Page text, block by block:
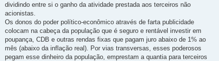
dividindo entre si o ganho da atividade prestada aos terceiros não
acionistas.
Os donos do poder político-econômico através de farta publicidade
colocam na cabeça da população que é seguro e rentável investir em
poupança, CDB e outras rendas fixas que pagam juro abaixo de 1% ao
mês (abaixo da inflação real). Por vias transversas, esses poderosos
pegam esse dinheiro da população, emprestam a quantia para terceiros